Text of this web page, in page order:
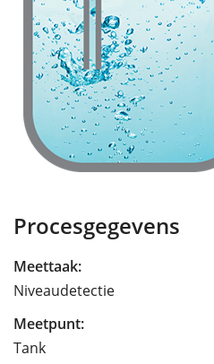
Procesgegevens
Meettaak:
Niveaudetectie
Meetpunt:
Tank